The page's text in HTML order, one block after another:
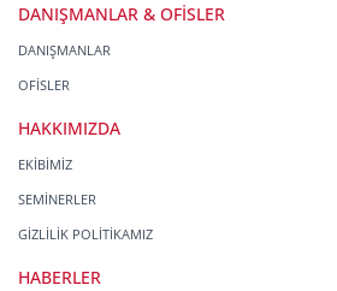
DANIŞMANLAR & OFİSLER
DANIŞMANLAR
OFİSLER
HAKKIMIZDA
EKİBİMİZ
SEMİNERLER
GİZLİLİK POLİTİKAMIZ
HABERLER